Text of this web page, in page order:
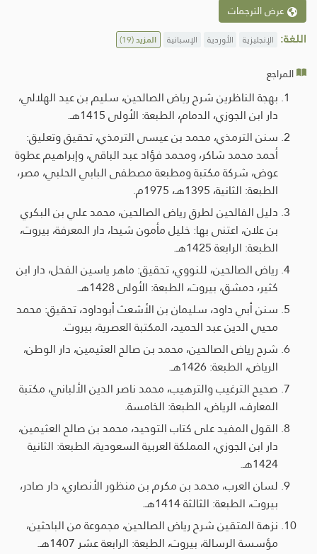
عرض الترجمات
اللغة: الإنجليزية الأوردية الإسبانية المزيد(19)
المراجع
بهجة الناظرين شرح رياض الصالحين، سليم بن عيد الهلالي،
دار ابن الجوزي، الدمام، الطبعة: الأولى 1415هـ.
سنن الترمذي، محمد بن عيسى الترمذي، تحقيق وتعليق:
أحمد محمد شاكر، ومحمد فؤاد عبد الباقي، وإبراهيم عطوة
عوض، شركة مكتبة ومطبعة مصطفى البابي الحلبي، مصر،
الطبعة: الثانية، 1395هـ، 1975م.
دليل الفالحين لطرق رياض الصالحين، محمد علي بن البكري
بن علان، اعتنى بها: خليل مأمون شيحا، دار المعرفة، بيروت،
الطبعة: الرابعة 1425هـ.
رياض الصالحين، للنووي، تحقيق: ماهر ياسين الفحل، دار ابن
كثير، دمشق، بيروت، الطبعة: الأولى 1428هـ.
سنن أبي داود، سليمان بن الأشعث أبوداود، تحقيق: محمد
محيي الدين عبد الحميد، المكتبة العصرية، بيروت.
شرح رياض الصالحين، محمد بن صالح العثيمين، دار الوطن،
الرياض، الطبعة: 1426هـ.
صحيح الترغيب والترهيب، محمد ناصر الدين الألباني، مكتبة
المعارف، الرياض، الطبعة: الخامسة.
القول المفيد على كتاب التوحيد، محمد بن صالح العثيمين،
دار ابن الجوزي، المملكة العربية السعودية، الطبعة: الثانية
1424هـ.
لسان العرب، محمد بن مكرم بن منظور الأنصاري، دار صادر،
بيروت، الطبعة: الثالثة 1414هـ.
نزهة المتقين شرح رياض الصالحين، مجموعة من الباحثين،
مؤسسة الرسالة، بيروت، الطبعة: الرابعة عشر 1407هـ.